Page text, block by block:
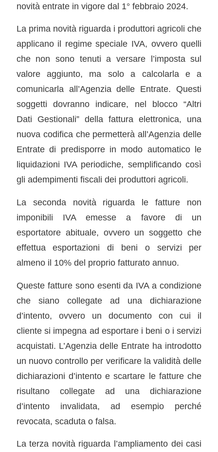
novità entrate in vigore dal 1° febbraio 2024.
La prima novità riguarda i produttori agricoli che
applicano il regime speciale IVA, ovvero quelli
che non sono tenuti a versare l’imposta sul
valore aggiunto, ma solo a calcolarla e a
comunicarla all’Agenzia delle Entrate. Questi
soggetti dovranno indicare, nel blocco “Altri
Dati Gestionali” della fattura elettronica, una
nuova codifica che permetterà all’Agenzia delle
Entrate di predisporre in modo automatico le
liquidazioni IVA periodiche, semplificando così
gli adempimenti fiscali dei produttori agricoli.
La seconda novità riguarda le fatture non
imponibili IVA emesse a favore di un
esportatore abituale, ovvero un soggetto che
effettua esportazioni di beni o servizi per
almeno il 10% del proprio fatturato annuo.
Queste fatture sono esenti da IVA a condizione
che siano collegate ad una dichiarazione
d’intento, ovvero un documento con cui il
cliente si impegna ad esportare i beni o i servizi
acquistati. L’Agenzia delle Entrate ha introdotto
un nuovo controllo per verificare la validità delle
dichiarazioni d’intento e scartare le fatture che
risultano collegate ad una dichiarazione
d’intento invalidata, ad esempio perché
revocata, scaduta o falsa.
La terza novità riguarda l’ampliamento dei casi